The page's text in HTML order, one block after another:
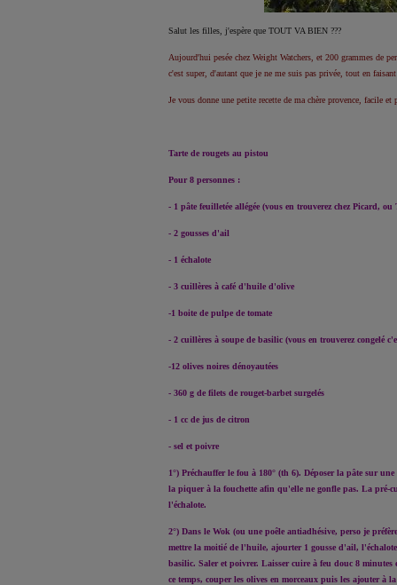
Salut les filles, j'espère que TOUT VA BIEN ???
Aujourd'hui pesée chez Weight Watchers, et 200 grammes de
c'est super, d'autant que je ne me suis pas privée, tout en
Je vous donne une petite recette de ma chère provence, facile et
Tarte de rougets au pistou
Pour 8 personnes :
- 1 pâte feuilletée allégée (vous en trouverez chez Picard,
- 2 gousses d'ail
- 1 échalote
- 3 cuillères à café d'huile d'olive
-1 boite de pulpe de tomate
- 2 cuillères à soupe de basilic (vous en trouverez congelé
-12 olives noires dénoyautées
- 360 g de filets de rouget-barbet surgelés
- 1 cc de jus de citron
- sel et poivre
1°) Préchauffer le fou à 180° (th 6). Déposer la pâte sur
la piquer à la fouchette afin qu'elle ne gonfle pas. La pré-
l'échalote.
2°) Dans le Wok (ou une poêle antiadhésive, perso je
mettre la moitié de l'huile, ajourter 1 gousse d'ail,
basilic. Saler et poivrer. Laisser cuire à feu douc 8
ce temps, couper les olives en morceaux puis les ajouter à